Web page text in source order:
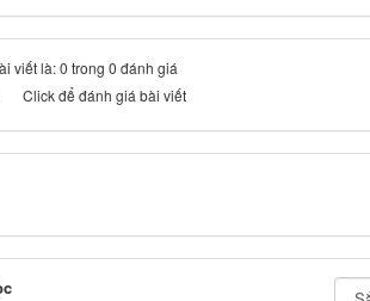
viết là: 0 trong 0 đánh giá
Click để đánh giá bài viết